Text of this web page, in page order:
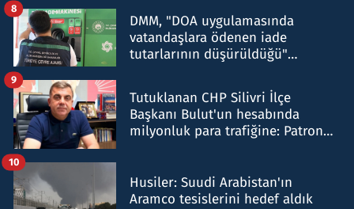
DMM, "DOA uygulamasında
vatandaşlara ödenen iade
tutarlarının düşürüldüğü"
8
Tutuklanan CHP Silivri İlçe
Başkanı Bulut'un hesabında
milyonluk para trafiğine: Patron
9
Husiler: Suudi Arabistan'ın
Aramco tesislerini hedef aldık
10